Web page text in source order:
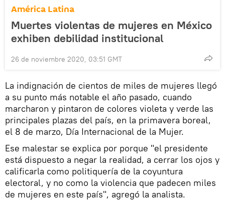
América Latina
Muertes violentas de mujeres en México
exhiben debilidad institucional
26 de noviembre 2020, 03:51 GMT
La indignación de cientos de miles de mujeres llegó
a su punto más notable el año pasado, cuando
marcharon y pintaron de colores violeta y verde las
principales plazas del país, en la primavera boreal,
el 8 de marzo, Día Internacional de la Mujer.
Ese malestar se explica por porque "el presidente
está dispuesto a negar la realidad, a cerrar los ojos y
calificarla como politiquería de la coyuntura
electoral, y no como la violencia que padecen miles
de mujeres en este país", agregó la analista.